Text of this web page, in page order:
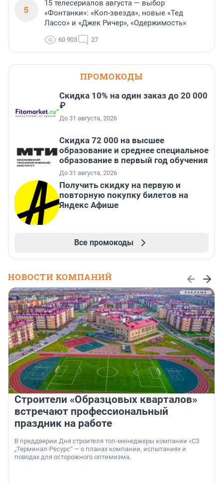
5
15 телесериалов августа — выбор
«Фонтанки»: «Коп-звезда», новые «Тед
Лассо» и «Джек Ричер», «Одержимость»
60 903 27
ПРОМОКОДЫ
Скидка 10% на один заказ до 20 000
₽
До 31 августа, 2026
Скидка 72 000 на высшее
образование и среднее специальное
образование в первый год обучения
До 31 августа, 2026
Получить скидку на первую и
повторную покупку билетов на
Яндекс Афише
Все промокоды
НОВОСТИ КОМПАНИЙ
Строители «Образцовых кварталов»
встречают профессиональный
праздник на работе
В преддверии Дня строителя топ-менеджеры компании «СЗ
„Терминал-Ресурс“ — о планах компании, испытаниях и
поводах для осторожного оптимизма.